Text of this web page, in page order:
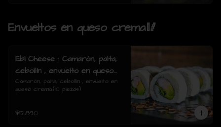
Envueltos en queso crema🥢
Ebi Cheese : Camarón, palta,
cebollín , envuelto en queso
crema.
Camarón, palta, cebollín , envuelto en
queso crema.(10 piezas)
$5.890